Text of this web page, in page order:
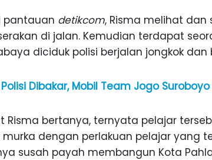
pantauan detikcom, Risma melihat
di jalan. Kemudian terdapat
diciduk polisi berjalan jongkok
Polisi Dibakar, Mobil Team Jogo
Risma bertanya, ternyata pelajar
murka dengan perlakuan pelajar yang
susah payah membangun Kota